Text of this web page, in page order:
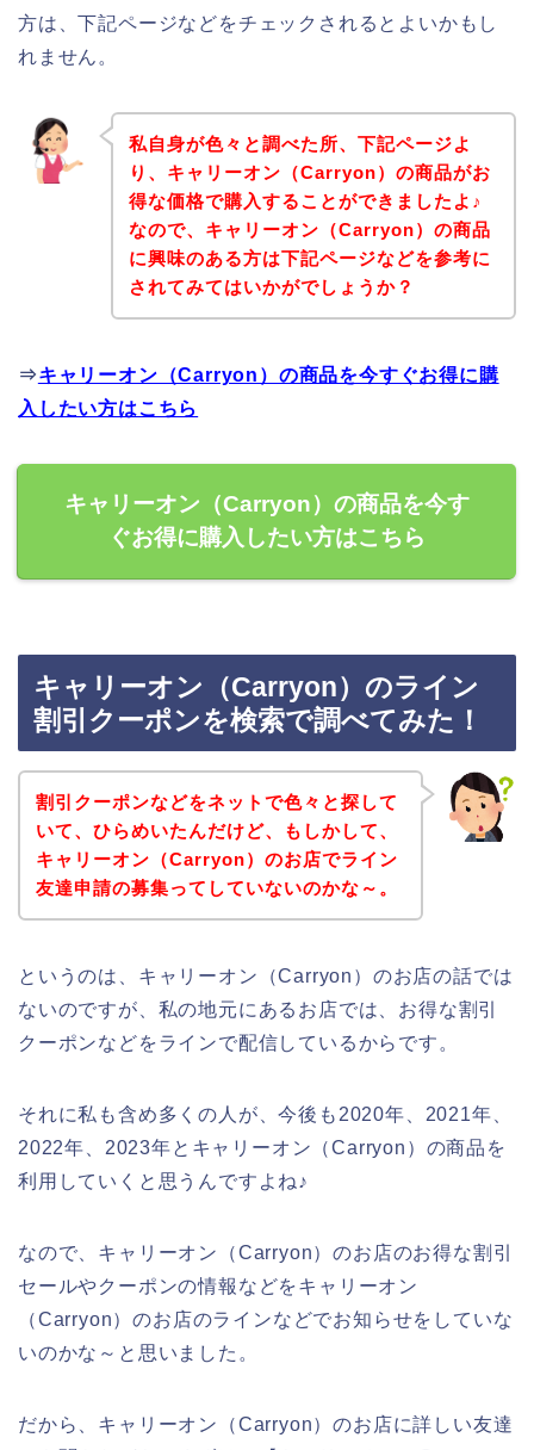
方は、下記ページなどをチェックされるとよいかもし
れません。
私自身が色々と調べた所、下記ページよ
り、キャリーオン（Carryon）の商品がお
得な価格で購入することができましたよ♪
なので、キャリーオン（Carryon）の商品
に興味のある方は下記ページなどを参考に
されてみてはいかがでしょうか？
⇒キャリーオン（Carryon）の商品を今すぐお得に購
入したい方はこちら
キャリーオン（Carryon）の商品を今す
ぐお得に購入したい方はこちら
キャリーオン（Carryon）のライン
割引クーポンを検索で調べてみた！
割引クーポンなどをネットで色々と探して
いて、ひらめいたんだけど、もしかして、
キャリーオン（Carryon）のお店でライン
友達申請の募集ってしていないのかな～。
というのは、キャリーオン（Carryon）のお店の話では
ないのですが、私の地元にあるお店では、お得な割引
クーポンなどをラインで配信しているからです。
それに私も含め多くの人が、今後も2020年、2021年、
2022年、2023年とキャリーオン（Carryon）の商品を
利用していくと思うんですよね♪
なので、キャリーオン（Carryon）のお店のお得な割引
セールやクーポンの情報などをキャリーオン
（Carryon）のお店のラインなどでお知らせをしていな
いのかな～と思いました。
だから、キャリーオン（Carryon）のお店に詳しい友達